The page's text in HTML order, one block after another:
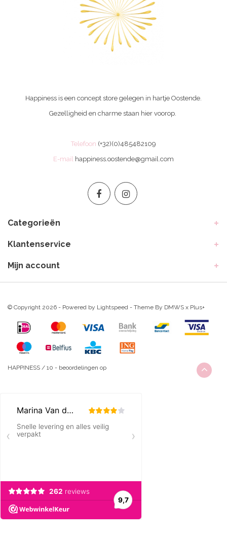
Happiness is een concept store gelegen in hartje Oostende.
Gezelligheid en charme staan hier voorop.
Telefoon (+32)(0)485482109
E-mail happiness.oostende@gmail.com
Categorieën
Klantenservice
Mijn account
© Copyright 2026 - Powered by Lightspeed - Theme By DMWS x Plus+
HAPPINESS / 10 - beoordelingen op